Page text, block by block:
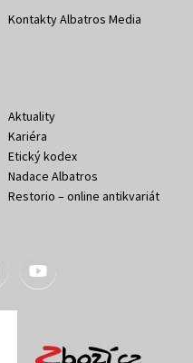
Kontakty Albatros Media
Aktuality
Kariéra
Etický kodex
Nadace Albatros
Restorio – online antikvariát